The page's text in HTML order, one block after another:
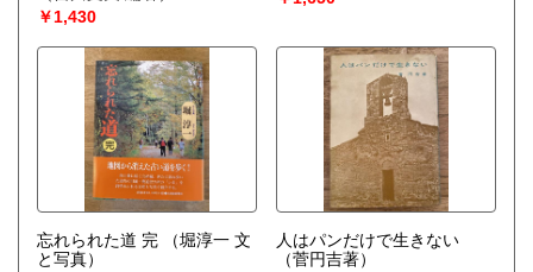
￥1,430
忘れられた道 完
（堀淳一 文
と写真）
人はパンだけで生きない
（菅円吉著）